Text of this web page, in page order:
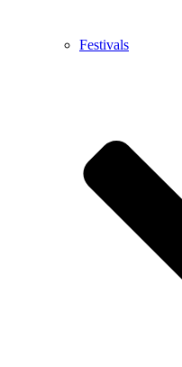
Festivals